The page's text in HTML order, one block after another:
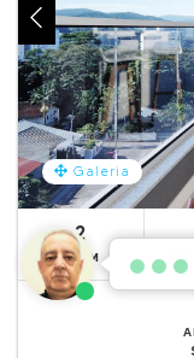
Galeria
2
DORM